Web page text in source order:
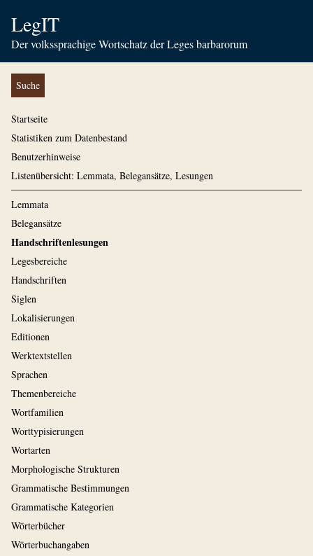
LegIT
Der volkssprachige Wortschatz der Leges barbarorum
Suche
Startseite
Statistiken zum Datenbestand
Benutzerhinweise
Listenübersicht: Lemmata, Belegansätze, Lesungen
Lemmata
Belegansätze
Handschriftenlesungen
Legesbereiche
Handschriften
Siglen
Lokalisierungen
Editionen
Werktextstellen
Sprachen
Themenbereiche
Wortfamilien
Worttypisierungen
Wortarten
Morphologische Strukturen
Grammatische Bestimmungen
Grammatische Kategorien
Wörterbücher
Wörterbuchangaben